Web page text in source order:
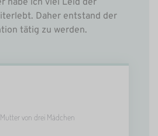
habe ich viel Leid der
Daher entstand der
tätig zu werden.
von drei Mädchen